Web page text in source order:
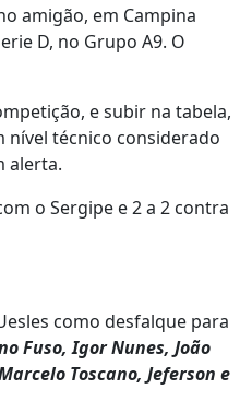
amigão, em Campina
D, no Grupo A9. O
e subir na tabela,
nível técnico considerado
alerta.
o Sergipe e 2 a 2 contra
como desfalque para
Fuso, Igor Nunes, João
Toscano, Jeferson e